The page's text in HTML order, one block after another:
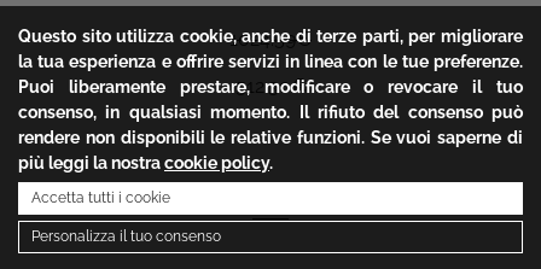
1024.59 €
512.30€
Questo sito utilizza cookie, anche di terze parti, per migliorare
la tua esperienza e offrire servizi in linea con le tue preferenze.
Puoi liberamente prestare, modificare o revocare il tuo
consenso, in qualsiasi momento. Il rifiuto del consenso può
rendere non disponibili le relative funzioni. Se vuoi saperne di
più leggi la nostracookie policy.
Accetta tutti i cookie
Personalizza il tuo consenso